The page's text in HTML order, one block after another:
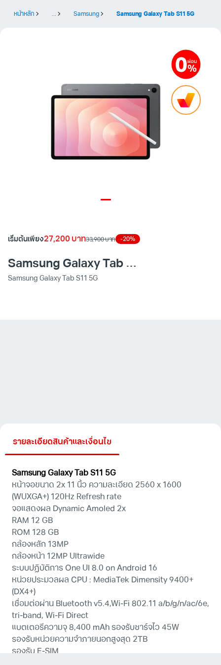
หน้าหลัก ... Samsung Samsung Galaxy Tab S11 5G
8
เริ่มต้นเพียง27,200 บาท33,900 บาท -20%
Samsung Galaxy Tab S11 5G
Samsung Galaxy Tab S11 5G
รายละเอียดสินค้าและเงื่อนไข
Samsung Galaxy Tab S11 5G
หน้าจอขนาด 2x 11 นิ้ว ความละเอียด 2560 x 1600
(WUXGA+) 120Hz Refresh rate
จอแสดงผล Dynamic Amoled 2x
RAM 12 GB
ROM 128 GB
กล้องหลัก 13MP
กล้องหน้า 12MP Ultrawide
ระบบปฏิบัติการ One UI 8.0 on Android 16
หน่วยประมวลผล CPU : MediaTek Dimensity 9400+
(DX4+)
เชื่อมต่อผ่าน Bluetooth v5.4,Wi-Fi 802.11 a/b/g/n/ac/6e,
tri-band, Wi-Fi Direct
แบตเตอรีความจุ 8,400 mAh รองรับชาร์จไว 45W
รองรับหน่วยความจำภายนอกสูงสุด 2TB
รองรับ E-SIM